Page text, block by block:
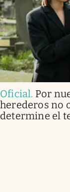
Oficial. Por
herederos no
determine el